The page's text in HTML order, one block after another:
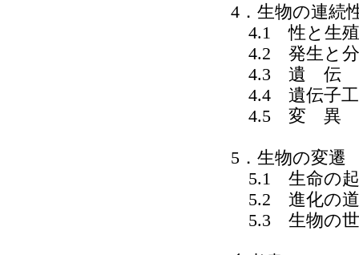
4．生物の連続
4.1 性と生殖
4.2 発生と
4.3 遺 伝
4.4 遺伝子
4.5 変 異
5．生物の変遷
5.1 生命の
5.2 進化の
5.3 生物の